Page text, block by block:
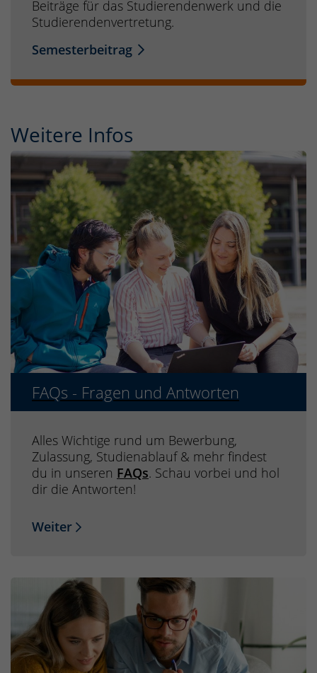
Beiträge für das Studierendenwerk und die
Studierendenvertretung.
Semesterbeitrag
Weitere Infos
FAQs - Fragen und Antworten
Alles Wichtige rund um Bewerbung,
Zulassung, Studienablauf & mehr findest
du in unseren FAQs. Schau vorbei und hol
dir die Antworten!
Weiter